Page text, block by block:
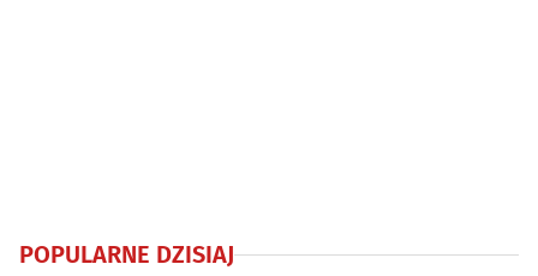
POPULARNE DZISIAJ